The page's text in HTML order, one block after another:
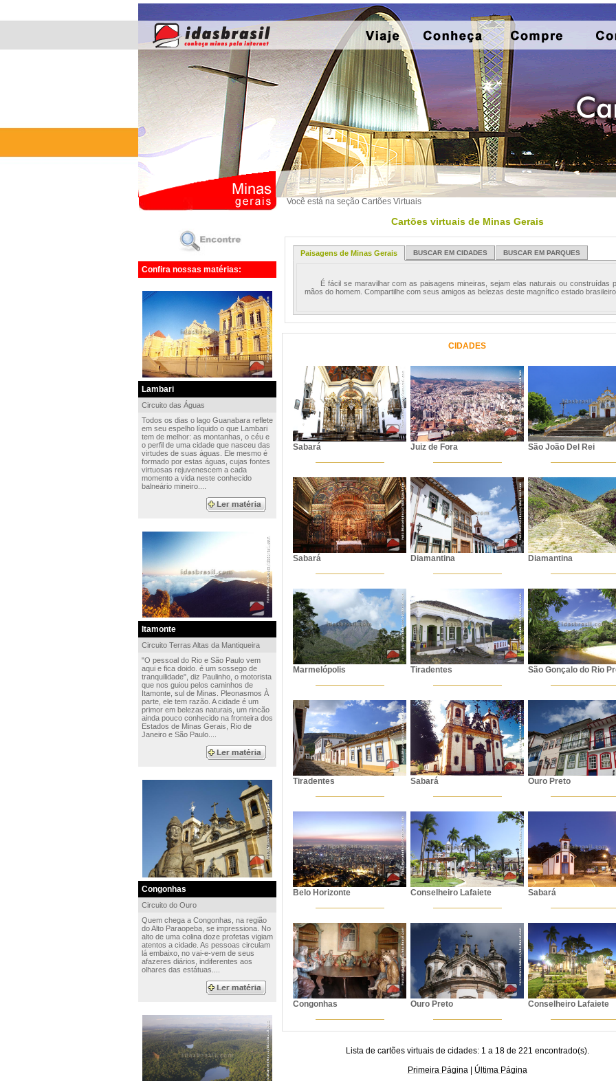
Confira nossas matérias:
Lambari
Circuito das Águas
Todos os dias o lago Guanabara reflete
em seu espelho líquido o que Lambari
tem de melhor: as montanhas, o céu e
o perfil de uma cidade que nasceu das
virtudes de suas águas. Ele mesmo é
formado por estas águas, cujas fontes
virtuosas rejuvenescem a cada
momento a vida neste conhecido
balneário mineiro....
Itamonte
Circuito Terras Altas da Mantiqueira
"O pessoal do Rio e São Paulo vem
aqui e fica doido. é um sossego de
tranquilidade", diz Paulinho, o motorista
que nos guiou pelos caminhos de
Itamonte, sul de Minas. Pleonasmos À
parte, ele tem razão. A cidade é um
primor em belezas naturais, um rincão
ainda pouco conhecido na fronteira dos
Estados de Minas Gerais, Rio de
Janeiro e São Paulo....
Congonhas
Circuito do Ouro
Quem chega a Congonhas, na região
do Alto Paraopeba, se impressiona. No
alto de uma colina doze profetas vigiam
atentos a cidade. As pessoas circulam
lá embaixo, no vai-e-vem de seus
afazeres diários, indiferentes aos
olhares das estátuas....
Você está na seção Cartões Virtuais
Cartões virtuais de Minas Gerais
Paisagens de Minas Gerais BUSCAR EM CIDADES BUSCAR EM PARQUES
É fácil se maravilhar com as paisagens mineiras, sejam elas naturais ou construídas
mãos do homem. Compartilhe com seus amigos as belezas deste magnífico estado
CIDADES
Sabará Juiz de Fora São João Del Rei
Sabará Diamantina Diamantina
Marmelópolis Tiradentes São Gonçalo do Rio
Tiradentes Sabará Ouro Preto
Belo Horizonte Conselheiro Lafaiete Sabará
Congonhas Ouro Preto Conselheiro Lafaiete
Lista de cartões virtuais de cidades: 1 a 18 de 221 encontrado(s).
Primeira Página|
Última Página